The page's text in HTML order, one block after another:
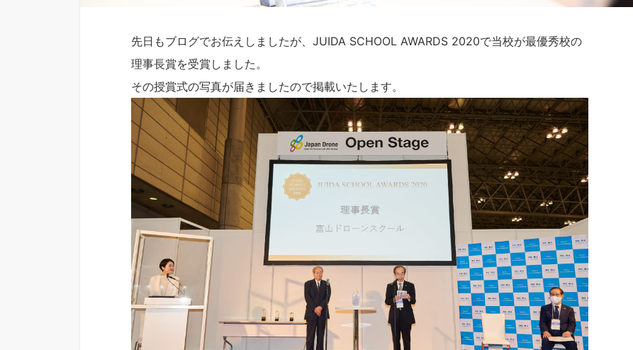
先日もブログでお伝えしましたが、JUIDA SCHOOL AWARDS 2020で当校が最優秀校の
理事長賞を受賞しました。
その授賞式の写真が届きましたので掲載いたします。